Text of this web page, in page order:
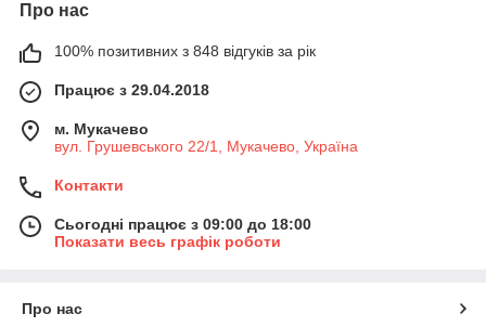
Про нас
100% позитивних з 848 відгуків за рік
Працює з 29.04.2018
м. Мукачево
вул. Грушевського 22/1, Мукачево, Україна
Контакти
Сьогодні працює з 09:00 до 18:00
Показати весь графік роботи
Про нас